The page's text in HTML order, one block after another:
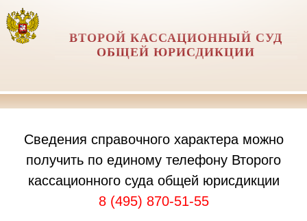
ВТОРОЙ КАССАЦИОННЫЙ СУД
ОБЩЕЙ ЮРИСДИКЦИИ
Сведения справочного характера можно
получить по единому телефону Второго
кассационного суда общей юрисдикции
8 (495) 870-51-55